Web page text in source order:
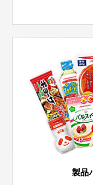
製品